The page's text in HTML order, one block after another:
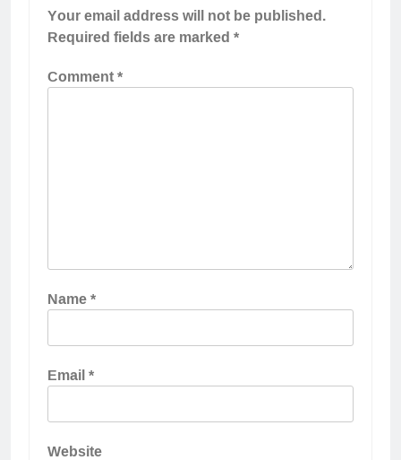
Your email address will not be published.
Required fields are marked*
Comment*
Name*
Email*
Website